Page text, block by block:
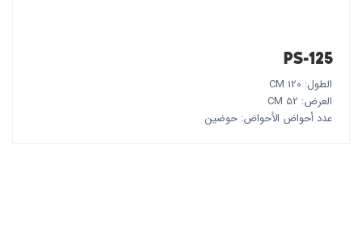
PS-125
الطول: 120 CM
العرض: 52 CM
عدد أحواض الأحواض: حوضين